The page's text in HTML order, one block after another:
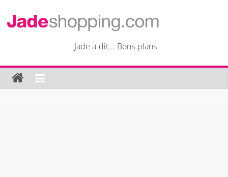
contenu
Jade
Shopping
Jade
Jade a dit... Bons plans